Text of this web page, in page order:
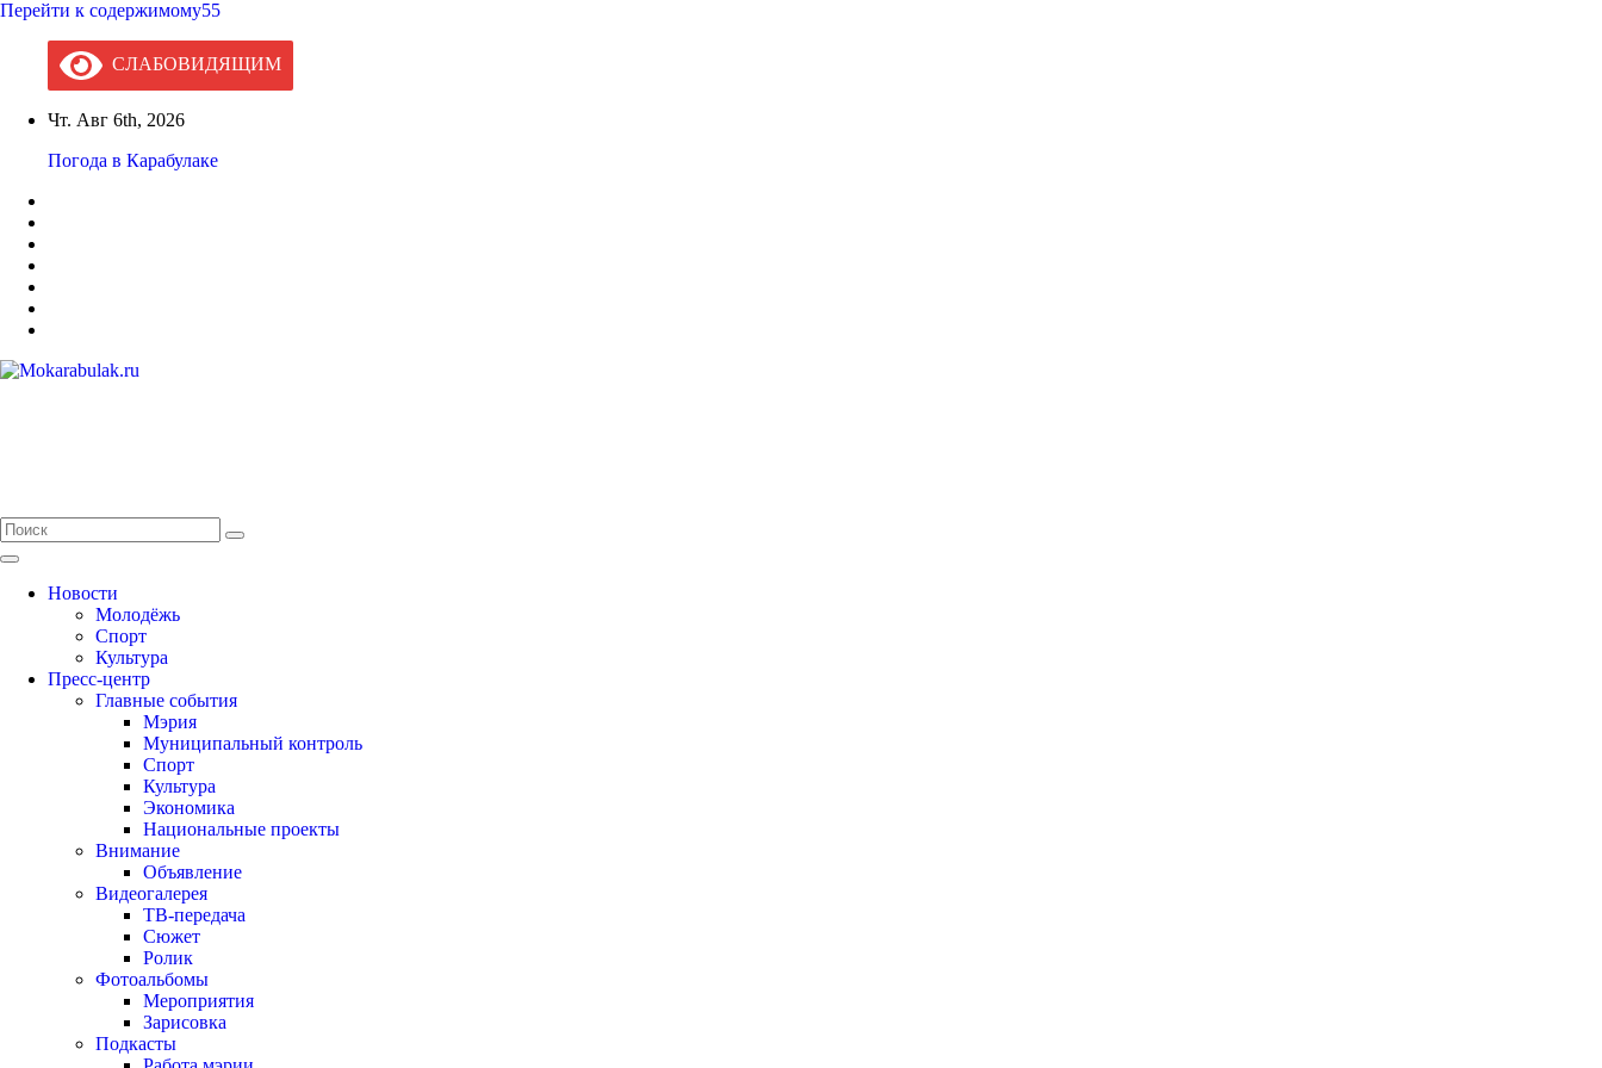
Перейти к содержимому55
СЛАБОВИДЯЩИМ
Чт. Авг 6th, 2026
Погода в Карабулаке
Новости
Молодёжь
Спорт
Культура
Пресс-центр
Главные события
Мэрия
Муниципальный контроль
Спорт
Культура
Экономика
Национальные проекты
Внимание
Объявление
Видеогалерея
ТВ-передача
Сюжет
Ролик
Фотоальбомы
Мероприятия
Зарисовка
Подкасты